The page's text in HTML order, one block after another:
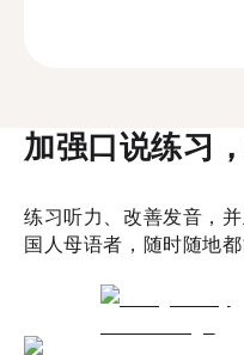
加强口说练习
练习听力、改善发音，
国人母语者，随时随地都